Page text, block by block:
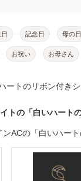
記念日 母の日
お祝い お母さん
ートのリボン付き
トの「白いハート
ンACの「白いハー